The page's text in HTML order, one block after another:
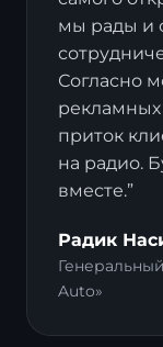
мы рады и
Согласно
приток
на радио.
вместе.”
Радик
Auto»